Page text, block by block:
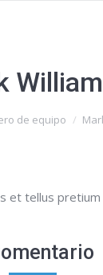
de equipo
et tellus pretium